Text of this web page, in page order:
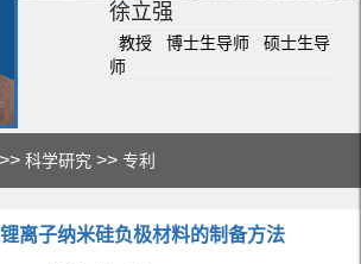
徐立强
教授 博士生导师 硕士生导
师
>>科学研究 >>专利
离子纳米硅负极材料的制备方法